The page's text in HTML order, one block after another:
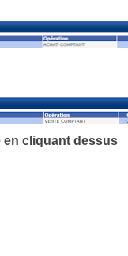
en cliquantdessus